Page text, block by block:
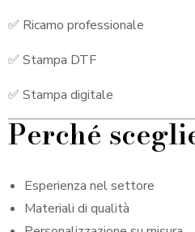
✅ Ricamo professionale
✅ Stampa DTF
✅ Stampa digitale
Perché
Esperienza nel settore
Materiali di qualità